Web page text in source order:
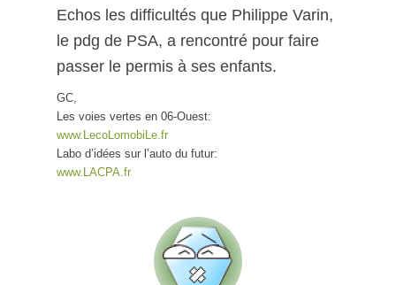
Echos les difficultés que Philippe Varin,
le pdg de PSA, a rencontré pour faire
passer le permis à ses enfants.
GC,
Les voies vertes en 06-Ouest:
www.LecoLomobiLe.fr
Labo d’idées sur l’auto du futur:
www.LACPA.fr